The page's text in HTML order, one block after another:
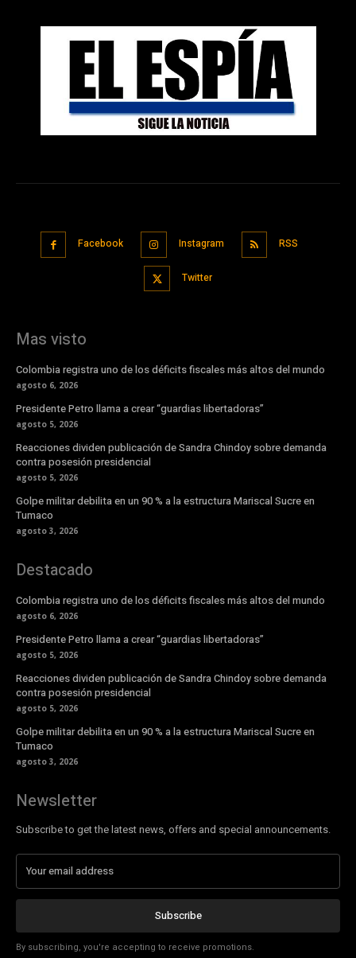
Facebook Instagram RSS
Twitter
Mas visto
Colombia registra uno de los déficits fiscales más altos del mundo
agosto 6, 2026
Presidente Petro llama a crear “guardias libertadoras”
agosto 5, 2026
Reacciones dividen publicación de Sandra Chindoy sobre demanda
contra posesión presidencial
agosto 5, 2026
Golpe militar debilita en un 90 % a la estructura Mariscal Sucre en
Tumaco
agosto 3, 2026
Destacado
Colombia registra uno de los déficits fiscales más altos del mundo
agosto 6, 2026
Presidente Petro llama a crear “guardias libertadoras”
agosto 5, 2026
Reacciones dividen publicación de Sandra Chindoy sobre demanda
contra posesión presidencial
agosto 5, 2026
Golpe militar debilita en un 90 % a la estructura Mariscal Sucre en
Tumaco
agosto 3, 2026
Newsletter
Subscribe to get the latest news, offers and special announcements.
Subscribe
By subscribing, you're accepting to receive promotions.